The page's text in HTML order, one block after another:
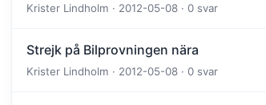
Krister Lindholm · 2012-05-08 · 0 svar
Strejk på Bilprovningen nära
Krister Lindholm · 2012-05-08 · 0 svar